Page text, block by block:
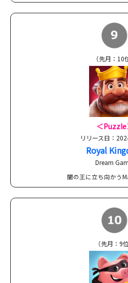
（先月：10
＜Puzzle
リリース日：
Royal
Dream
闇の王に立ち向かう
（先月：9位